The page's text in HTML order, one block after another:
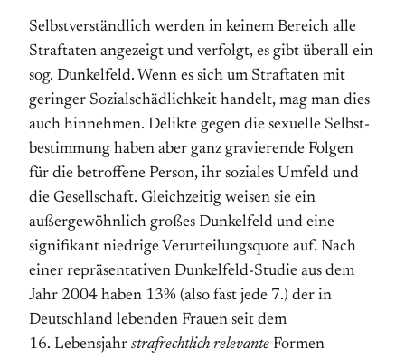
Selbstverständlich werden in keinem Bereich alle
Straftaten angezeigt und verfolgt, es gibt überall ein
sog. Dunkel­feld. Wenn es sich um Straf­taten mit
geringer Sozialschädlichkeit handelt, mag man dies
auch hinnehmen. Delikte gegen die sexuelle Selbst­
bestimmung haben aber ganz gravierende Folgen
für die betroffene Person, ihr soziales Umfeld und
die Gesell­schaft. Gleich­zeitig weisen sie ein
außergewöhnlich großes Dunkelfeld und eine
signifikant niedrige Ver­ur­teilungs­quote auf. Nach
einer repräsentativen Dunkelfeld-Studie aus dem
Jahr 2004 haben 13% (also fast jede 7.) der in
Deutschland lebenden Frauen seit dem
16. Lebensjahr strafrechtlich relevante Formen